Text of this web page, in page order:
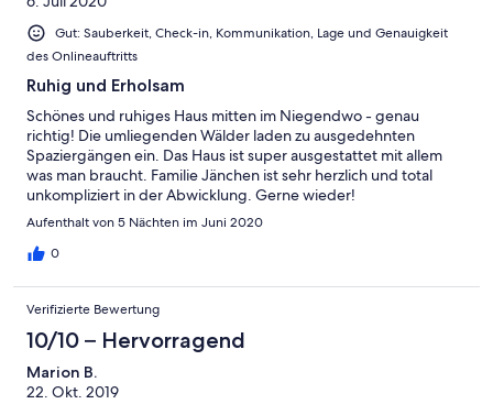
Gut: Sauberkeit, Check-in, Kommunikation, Lage und Genauigkeit
des Onlineauftritts
Ruhig und Erholsam
Schönes und ruhiges Haus mitten im Niegendwo - genau
richtig! Die umliegenden Wälder laden zu ausgedehnten
Spaziergängen ein. Das Haus ist super ausgestattet mit allem
was man braucht. Familie Jänchen ist sehr herzlich und total
unkompliziert in der Abwicklung. Gerne wieder!
Aufenthalt von 5 Nächten im Juni 2020
0
Verifizierte Bewertung
10/10 – Hervorragend
Marion B.
22. Okt. 2019